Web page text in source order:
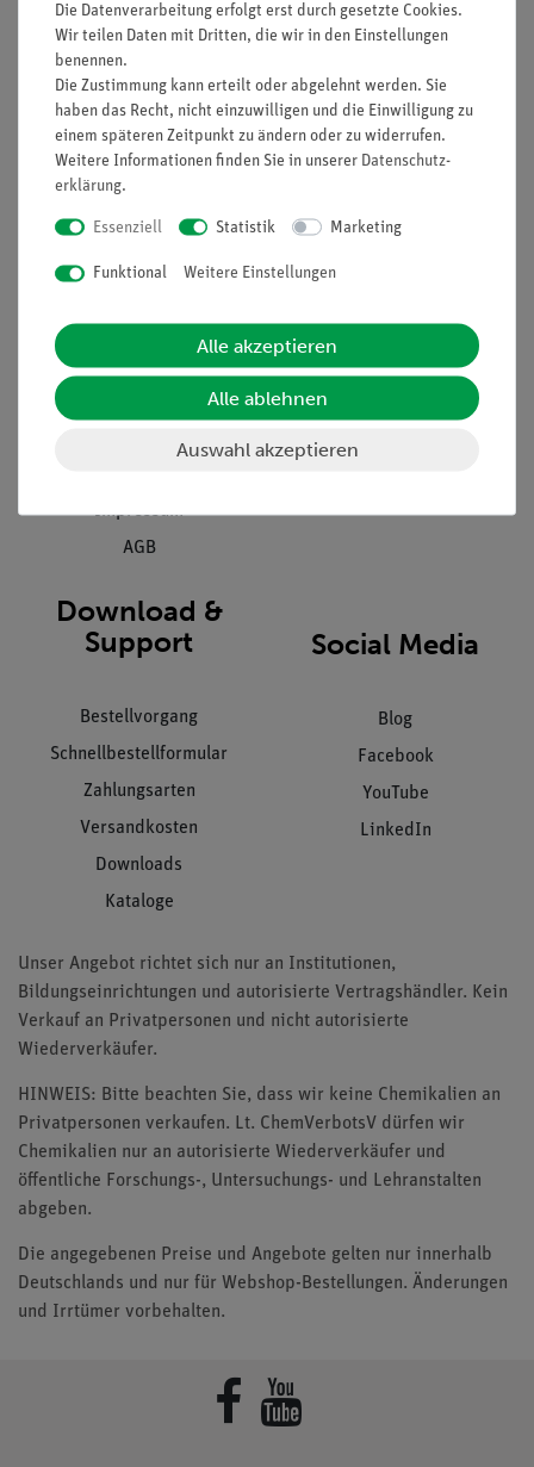
Informationen
Presse
Stellenangebote
Impressum
AGB
Service
Inventarisierungs- &
Einräumservice
Inbetriebnahme & Schulungen
Download &
Support
Bestellvorgang
Schnellbestellformular
Zahlungsarten
Versandkosten
Downloads
Kataloge
Social Media
Blog
Facebook
YouTube
LinkedIn
Unser Angebot richtet sich nur an Institutionen,
Bildungseinrichtungen und autorisierte Vertragshändler. Kein
Verkauf an Privatpersonen und nicht autorisierte
Wiederverkäufer.
HINWEIS: Bitte beachten Sie, dass wir keine Chemikalien an
Privatpersonen verkaufen. Lt. ChemVerbotsV dürfen wir
Chemikalien nur an autorisierte Wiederverkäufer und
öffentliche Forschungs-, Untersuchungs- und Lehranstalten
abgeben.
Die angegebenen Preise und Angebote gelten nur innerhalb
Deutschlands und nur für Webshop-Bestellungen. Änderungen
und Irrtümer vorbehalten.
Die Datenverarbeitung erfolgt erst durch gesetzte Cookies.
Wir teilen Daten mit Dritten, die wir in den Einstellungen
benennen.
Die Zustimmung kann erteilt oder abgelehnt werden. Sie
haben das Recht, nicht einzuwilligen und die Einwilligung zu
einem späteren Zeitpunkt zu ändern oder zu widerrufen.
Weitere Informationen finden Sie in unserer Daten­schutz­
erklärung.
Essenziell Statistik Marketing
Funktional Weitere Einstellungen
Alle akzeptieren
Alle ablehnen
Auswahl akzeptieren